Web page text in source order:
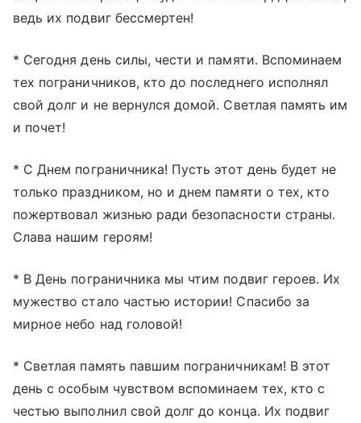
ведь их подвиг бессмертен!
* Сегодня день силы, чести и памяти. Вспоминаем
тех пограничников, кто до последнего исполнял
свой долг и не вернулся домой. Светлая память им
и почет!
* С Днем пограничника! Пусть этот день будет не
только праздником, но и днем памяти о тех, кто
пожертвовал жизнью ради безопасности страны.
Слава нашим героям!
* В День пограничника мы чтим подвиг героев. Их
мужество стало частью истории! Спасибо за
мирное небо над головой!
* Светлая память павшим пограничникам! В этот
день с особым чувством вспоминаем тех, кто с
честью выполнил свой долг до конца. Их подвиг